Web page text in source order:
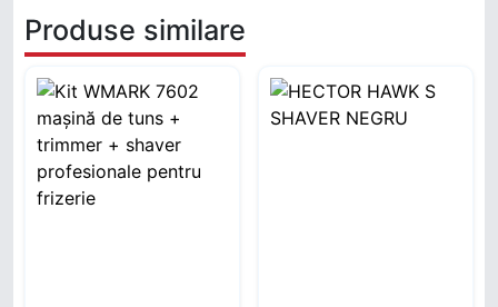
Produse similare